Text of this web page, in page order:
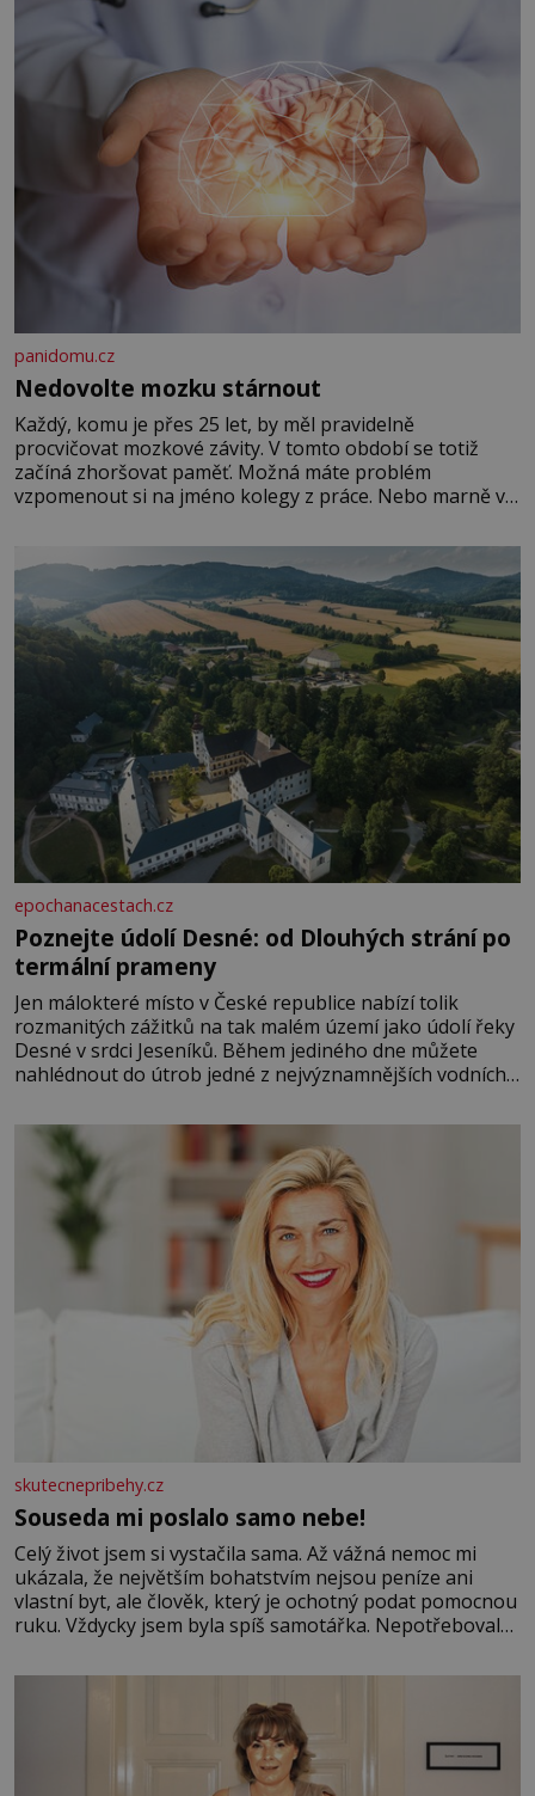
panidomu.cz
Nedovolte mozku stárnout
Každý, komu je přes 25 let, by měl pravidelně
procvičovat mozkové závity. V tomto období se totiž
začíná zhoršovat paměť. Možná máte problém
vzpomenout si na jméno kolegy z práce. Nebo marně v
Je to opravdu tak, s věkem jako kdyby se paměť
rozhodla stávkovat. Cvičte
epochanacestach.cz
Poznejte údolí Desné: od Dlouhých strání po
termální prameny
Jen málokteré místo v České republice nabízí tolik
rozmanitých zážitků na tak malém území jako údolí řeky
Desné v srdci Jeseníků. Během jediného dne můžete
nahlédnout do útrob jedné z nejvýznamnějších vodních
se na koloběžce a den zakončit poznáváním památek ve
Velkých Losinách nebo v termálním
skutecnepribehy.cz
Souseda mi poslalo samo nebe!
Celý život jsem si vystačila sama. Až vážná nemoc mi
ukázala, že největším bohatstvím nejsou peníze ani
vlastní byt, ale člověk, který je ochotný podat pomocnou
ruku. Vždycky jsem byla spíš samotářka. Nepotřebovala
mi knihy, práce a hlavně klid. Hned po studiích jsem